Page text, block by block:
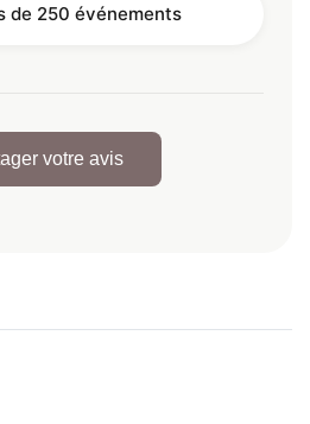
de 250 événements
votre avis